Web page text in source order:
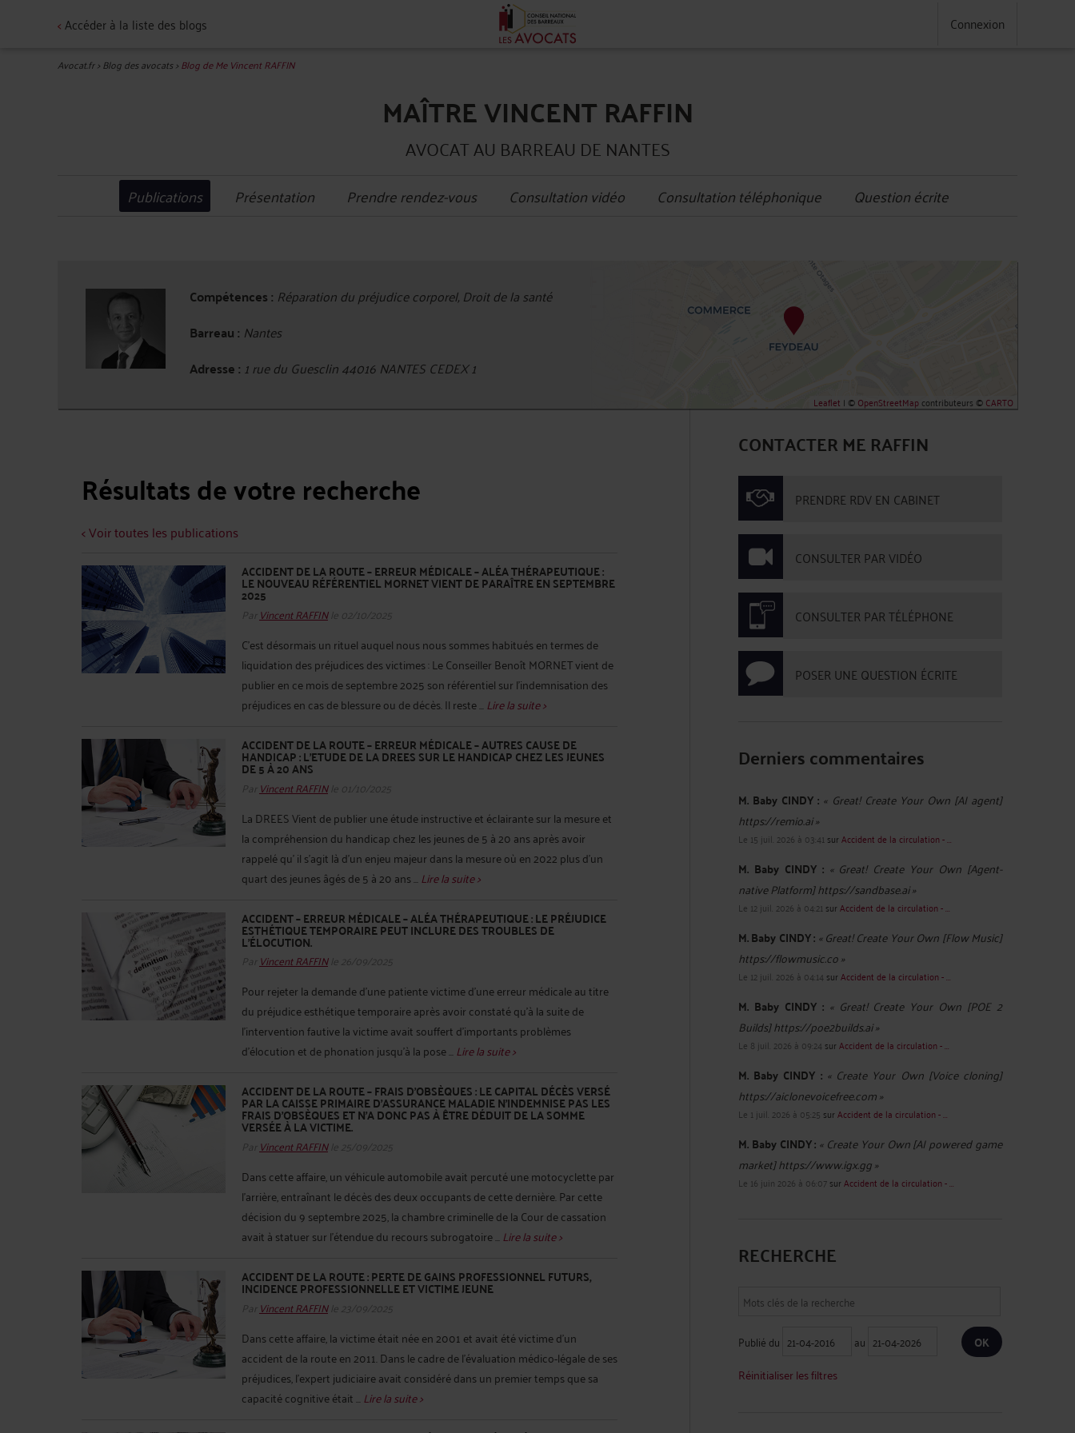
<Accéder à la liste des blogs Connexion
Avocat.fr>Blog des avocats>Blog de Me Vincent RAFFIN
MAÎTRE VINCENT RAFFIN
AVOCAT AU BARREAU DE NANTES
Publications Présentation Prendre rendez-vous Consultation vidéo Consultation téléphonique Question écrite
Compétences : Réparation du préjudice corporel, Droit de la santé
Barreau : Nantes
Adresse : 1 rue du Guesclin 44016 NANTES CEDEX 1
Leaflet | ©OpenStreetMapcontributeurs ©CARTO
Résultats de votre recherche
< Voir toutes les publications
ACCIDENT DE LA ROUTE – ERREUR MÉDICALE – ALÉA THÉRAPEUTIQUE :
LE NOUVEAU RÉFÉRENTIEL MORNET VIENT DE PARAÎTRE EN SEPTEMBRE
2025
Par Vincent RAFFINle 02/10/2025
C'est désormais un rituel auquel nous nous sommes habitués en termes de
liquidation des préjudices des victimes : Le Conseiller Benoît MORNET vient de
publier en ce mois de septembre 2025 son référentiel sur l'indemnisation des
préjudices en cas de blessure ou de décès. Il reste ...Lire la suite >
ACCIDENT DE LA ROUTE – ERREUR MÉDICALE – AUTRES CAUSE DE
HANDICAP : L’ETUDE DE LA DREES SUR LE HANDICAP CHEZ LES JEUNES
DE 5 À 20 ANS
Par Vincent RAFFINle 01/10/2025
La DREES Vient de publier une étude instructive et éclairante sur la mesure et
la compréhension du handicap chez les jeunes de 5 à 20 ans après avoir
rappelé qu’ il s'agit là d'un enjeu majeur dans la mesure où en 2022 plus d'un
quart des jeunes âgés de 5 à 20 ans ...Lire la suite >
ACCIDENT – ERREUR MÉDICALE – ALÉA THÉRAPEUTIQUE : LE PRÉJUDICE
ESTHÉTIQUE TEMPORAIRE PEUT INCLURE DES TROUBLES DE
L'ÉLOCUTION.
Par Vincent RAFFINle 26/09/2025
Pour rejeter la demande d'une patiente victime d'une erreur médicale au titre
du préjudice esthétique temporaire après avoir constaté qu’à la suite de
l'intervention fautive la victime avait souffert d'importants problèmes
d'élocution et de phonation jusqu'à la pose ...Lire la suite >
ACCIDENT DE LA ROUTE – FRAIS D’OBSÈQUES : LE CAPITAL DÉCÈS VERSÉ
PAR LA CAISSE PRIMAIRE D'ASSURANCE MALADIE N'INDEMNISE PAS LES
FRAIS D’OBSÈQUES ET N’A DONC PAS À ÊTRE DÉDUIT DE LA SOMME
VERSÉE À LA VICTIME.
Par Vincent RAFFINle 25/09/2025
Dans cette affaire, un véhicule automobile avait percuté une motocyclette par
l'arrière, entraînant le décès des deux occupants de cette dernière. Par cette
décision du 9 septembre 2025, la chambre criminelle de la Cour de cassation
avait à statuer sur l'étendue du recours subrogatoire ...Lire la suite >
ACCIDENT DE LA ROUTE : PERTE DE GAINS PROFESSIONNEL FUTURS,
INCIDENCE PROFESSIONNELLE ET VICTIME JEUNE
Par Vincent RAFFINle 23/09/2025
Dans cette affaire, la victime était née en 2001 et avait été victime d'un
accident de la route en 2011. Dans le cadre de l'évaluation médico-légale de ses
préjudices, l'expert judiciaire avait considéré dans un premier temps que sa
capacité cognitive était ...Lire la suite >
CONTACTER ME RAFFIN
PRENDRE RDV EN CABINET
CONSULTER PAR VIDÉO
CONSULTER PAR TÉLÉPHONE
POSER UNE QUESTION ÉCRITE
Derniers commentaires
M. Baby CINDY : « Great! Create Your Own [AI agent]
https://remio.ai »
Le 15 juil. 2026 à 03:41 surAccident de la circulation - ...
M. Baby CINDY : « Great! Create Your Own [Agent-
native Platform] https://sandbase.ai »
Le 12 juil. 2026 à 04:21 surAccident de la circulation - ...
M. Baby CINDY : « Great! Create Your Own [Flow Music]
https://flowmusic.co »
Le 12 juil. 2026 à 04:14 surAccident de la circulation - ...
M. Baby CINDY : « Great! Create Your Own [POE 2
Builds] https://poe2builds.ai »
Le 8 juil. 2026 à 09:24 surAccident de la circulation - ...
M. Baby CINDY : « Create Your Own [Voice cloning]
https://aiclonevoicefree.com »
Le 1 juil. 2026 à 05:25 surAccident de la circulation - ...
M. Baby CINDY : « Create Your Own [AI powered game
market] https://www.igx.gg »
Le 16 juin 2026 à 06:07surAccident de la circulation - ...
RECHERCHE
Publié du
au
Réinitialiser les filtres